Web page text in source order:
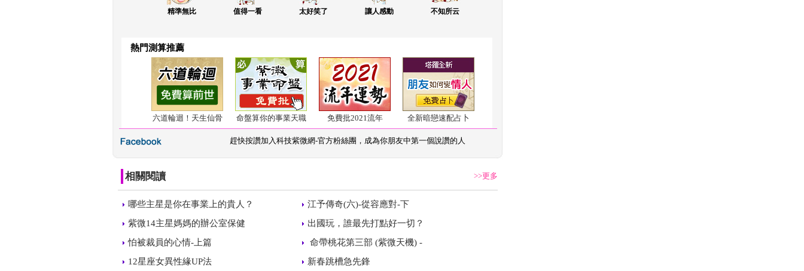
精準無比 值得一看 太好笑了 讓人感動 不知所云
熱門測算推薦
六道輪迴！天生仙骨 命盤算你的事業天職 免費批2021流年 全新暗戀速配占卜
趕快按讚加入科技紫微網-官方粉絲團 ，成為你朋友中第一個說讚的人
相關閱讀 >>更多
哪些主星是你在事業上的貴人？
紫微14主星媽媽的辦公室保健
怕被裁員的心情-上篇
12星座女異性緣UP法
江予傳奇(六)-從容應對-下
出國玩，誰最先打點好一切？
命帶桃花第三部 (紫微天機) -
新春跳槽急先鋒